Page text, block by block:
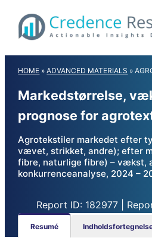
content
HOME »ADVANCED MATERIALS »
Markedstørrelse,
prognose for
Agrotekstiler markedet efter
vævet, strikket, andre); efter
fibre, naturlige fibre) – vækst,
konkurrenceanalyse, 2024 –
Report ID: 182977 |
Resumé